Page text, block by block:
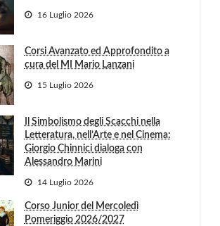
16 Luglio 2026
Corsi Avanzato ed Approfondito a
cura del MI Mario Lanzani
15 Luglio 2026
Il Simbolismo degli Scacchi nella
Letteratura, nell’Arte e nel Cinema:
Giorgio Chinnici dialoga con
Alessandro Marini
14 Luglio 2026
Corso Junior del Mercoledì
Pomeriggio 2026/2027